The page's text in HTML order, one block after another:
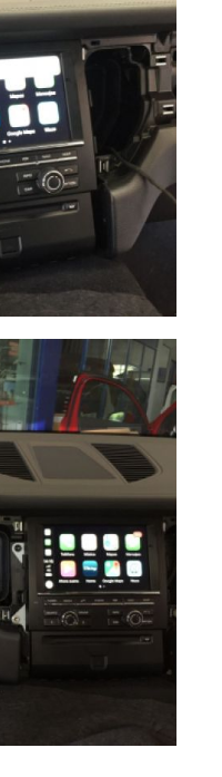
Ampliar